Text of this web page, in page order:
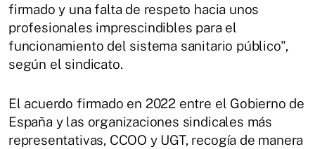
firmado y una falta de respeto hacia unos
profesionales imprescindibles para el
funcionamiento del sistema sanitario público",
según el sindicato.
El acuerdo firmado en 2022 entre el Gobierno de
España y las organizaciones sindicales más
representativas, CCOO y UGT, recogía de manera